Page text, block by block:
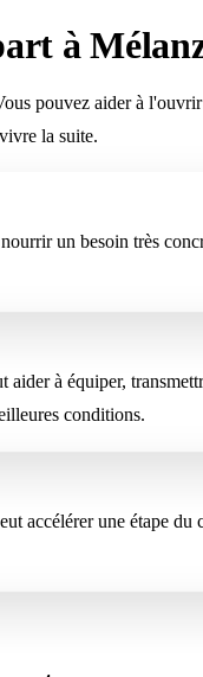
à
pouvez aider à
la suite.
un besoin très
aider à équiper,
conditions.
accélérer une étape du